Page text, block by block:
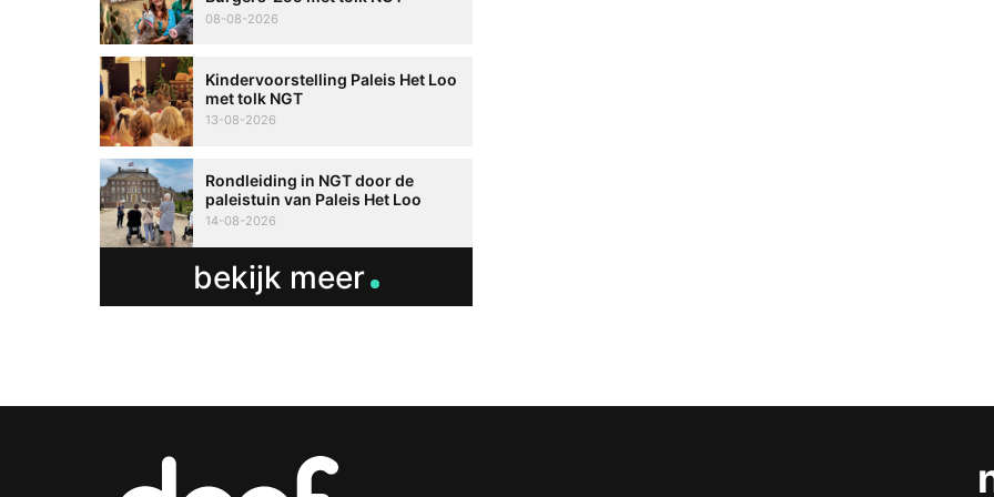
08-08-2026
Kindervoorstelling Paleis Het Loo
met tolk NGT
13-08-2026
Rondleiding in NGT door de
paleistuin van Paleis Het Loo
14-08-2026
bekijk meer